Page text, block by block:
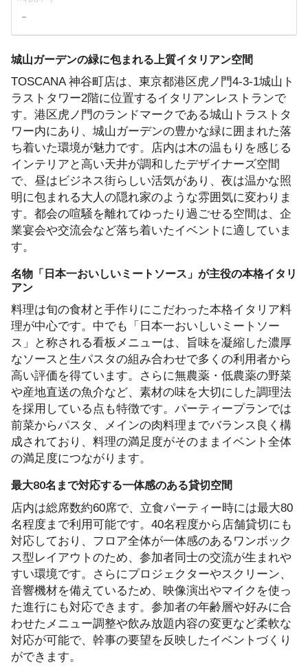
－
城山ガーデンの緑に包まれる上質イタリアン空間
TOSCANA 神谷町店は、東京都港区虎ノ門4-3-1城山ト
ラストタワー2階に位置するイタリアンレストランで
す。港区虎ノ門のランドマークである城山トラストタ
ワー内にあり、城山ガーデンの豊かな緑に囲まれた落
ち着いた環境が魅力です。店内は木の温もりを感じる
インテリアと高い天井が調和したデザイナーズ空間
で、昼はビジネス街らしい活気があり、夜は温かな照
明に包まれる大人の隠れ家のような雰囲気に変わりま
す。都会の喧騒を離れてゆったり過ごせる空間は、企
業宴会や交流会など落ち着いたイベントに適していま
す。
名物「日本一おいしいミートソース」が主役の本格イタリ
アン
料理は旬の食材と手作りにこだわった本格イタリア料
理が中心です。中でも「日本一おいしいミートソー
ス」と称される看板メニューは、旨味を凝縮した濃厚
なソースと生パスタの組み合わせで多くの利用者から
高い評価を得ています。さらに無農薬・低農薬の野菜
や産地直送の魚介など、素材の味を大切にした調理法
を採用している点も特徴です。パーティープランでは
前菜からパスタ、メインの肉料理までバランス良く構
成されており、料理の満足度がそのままイベント全体
の満足度につながります。
最大80名まで対応する一体感のある貸切空間
店内は総席数約60席で、立食パーティー時には最大80
名程度まで利用可能です。40名程度から店舗貸切にも
対応しており、フロア全体が一体感のあるワンボック
ス型レイアウトのため、参加者同士の交流が生まれや
すい環境です。さらにプロジェクターやスクリーン、
音響機材を備えているため、映像演出やマイクを使っ
た進行にも対応できます。参加者の年齢層や好みに合
わせたメニュー調整や飲み放題内容の変更など柔軟な
対応が可能で、幹事の要望を反映したイベントづくり
ができます。